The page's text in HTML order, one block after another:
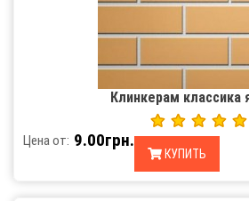
Клинкерам классика
Цена от: 9.00грн.
КУПИТЬ